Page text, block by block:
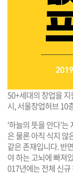
50+세대의 창업을 지
시, 서울창업허브 10
‘하늘의 뜻을 안다’
은 물론 아직 식지 않
같은 존재입니다. 반
야 하는 고뇌에 빠져
017년에는 전체 신